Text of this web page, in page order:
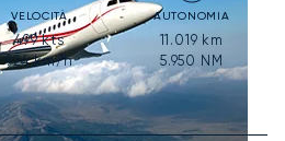
VELOCITÀ
499kts
924km/h
AUTONOMIA
11.019 km
5.950 NM